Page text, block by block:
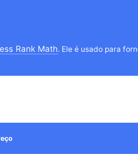
Rank Math. Ele é usado para